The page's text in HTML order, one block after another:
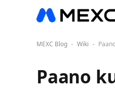
MEXC Blog - Wiki -
Paano